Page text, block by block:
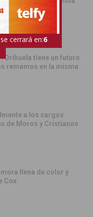
de la Gloriosa
tiene un futuro
remamos en la misma
a los cargos
de Moros y Cristianos
llena de color y
Cox
cerrará en:4